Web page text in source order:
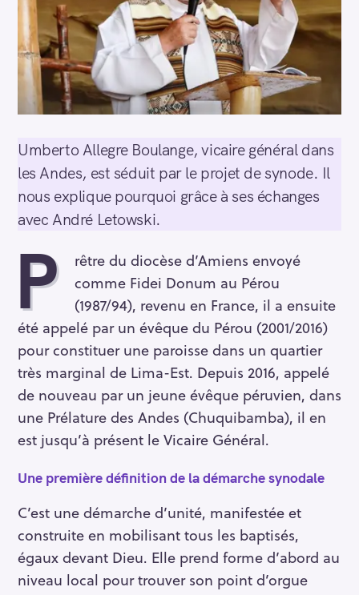
Umberto Allegre Boulange, vicaire général dans
les Andes, est séduit par le projet de synode. Il
nous explique pourquoi grâce à ses échanges
avec André Letowski.
P
rêtre du diocèse d’Amiens envoyé
comme Fidei Donum au Pérou
(1987/94), revenu en France, il a ensuite
été appelé par un évêque du Pérou (2001/2016)
pour constituer une paroisse dans un quartier
très marginal de Lima-Est. Depuis 2016, appelé
de nouveau par un jeune évêque péruvien, dans
une Prélature des Andes (Chuquibamba), il en
est jusqu’à présent le Vicaire Général.
Une première définition de la démarche synodale
C’est une démarche d’unité, manifestée et
construite en mobilisant tous les baptisés,
égaux devant Dieu. Elle prend forme d’abord au
niveau local pour trouver son point d’orgue